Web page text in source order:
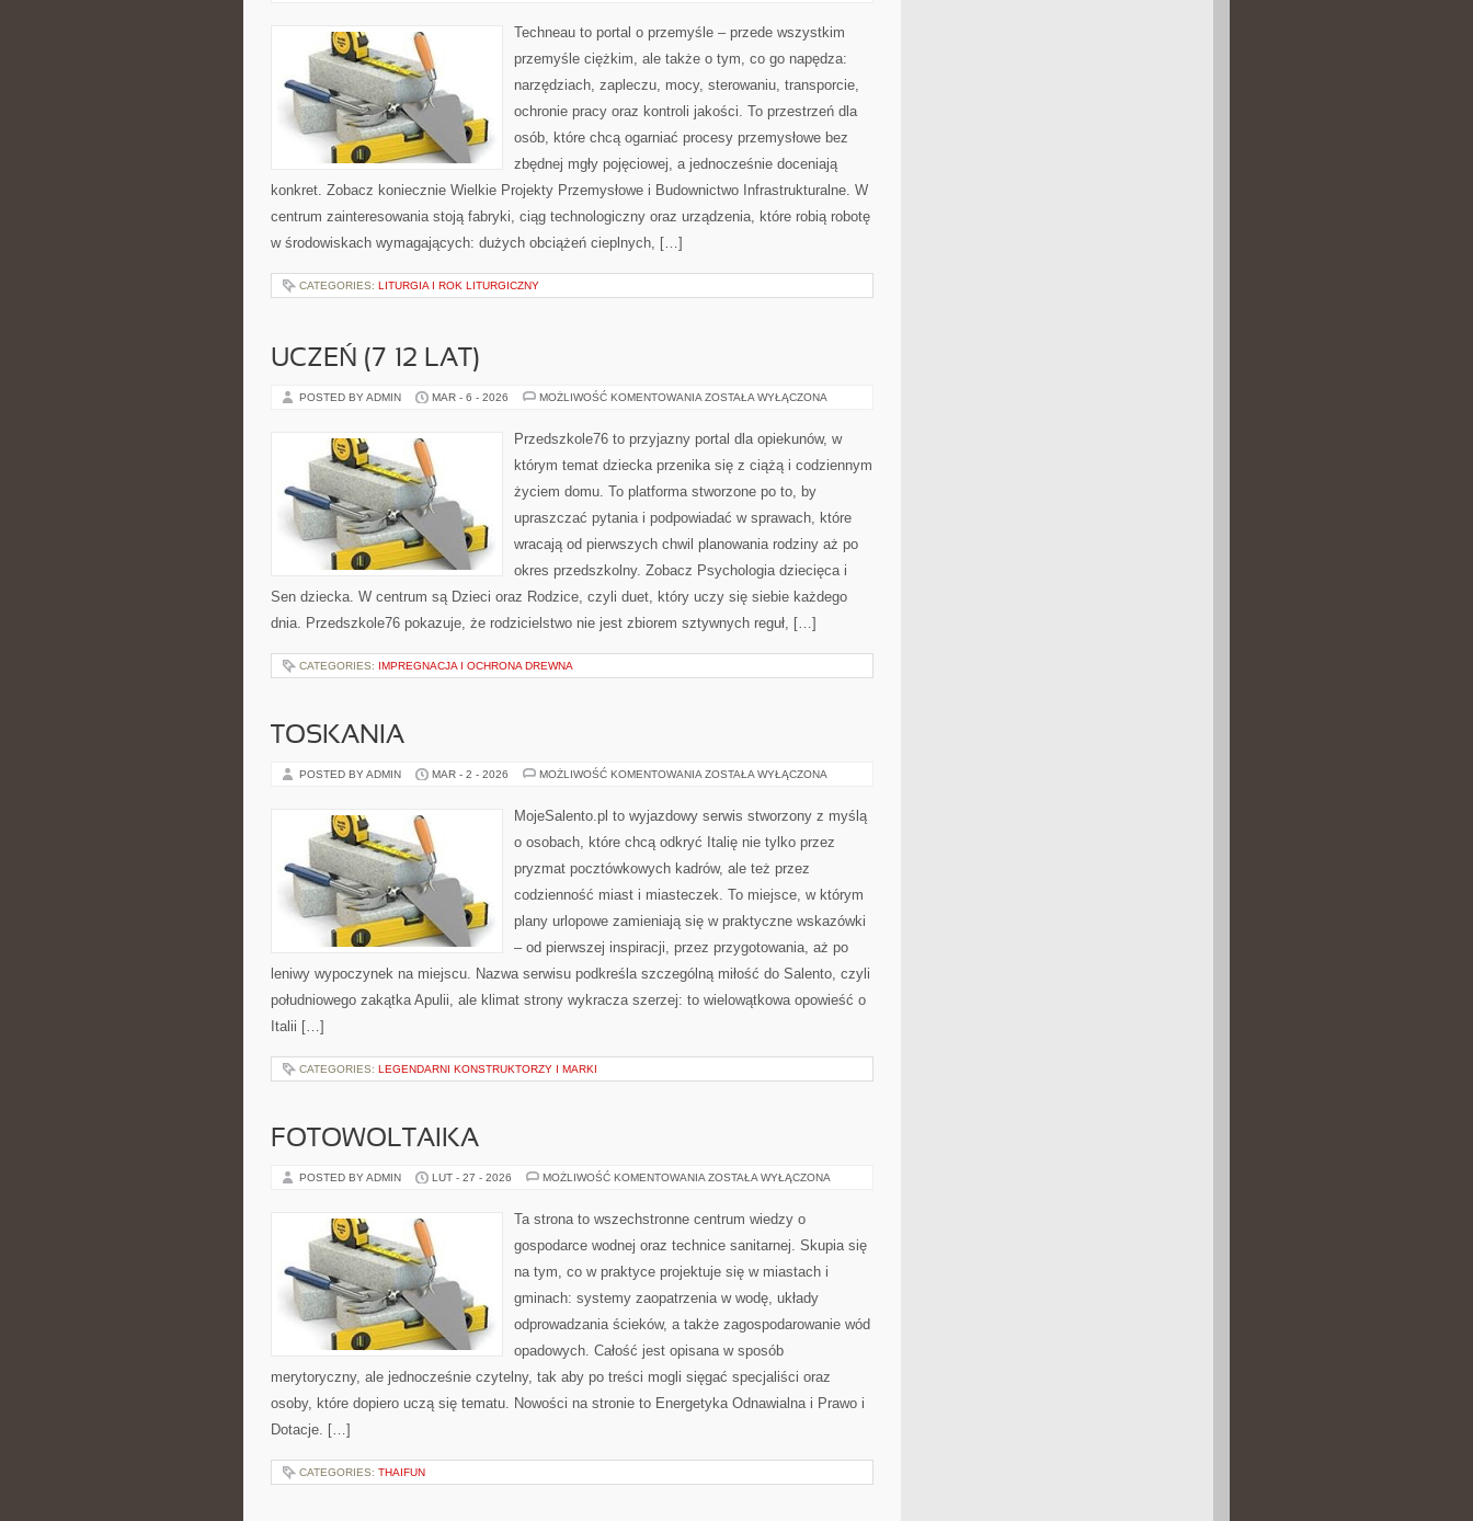
W
PRZEMYŚLE
Techneau to portal o przemyśle – przede wszystkim
przemyśle ciężkim, ale także o tym, co go napędza:
narzędziach, zapleczu, mocy, sterowaniu, transporcie,
ochronie pracy oraz kontroli jakości. To przestrzeń dla
osób, które chcą ogarniać procesy przemysłowe bez
zbędnej mgły pojęciowej, a jednocześnie doceniają
konkret. Zobacz koniecznie Wielkie Projekty Przemysłowe i Budownictwo Infrastrukturalne. W
centrum zainteresowania stoją fabryki, ciąg technologiczny oraz urządzenia, które robią robotę
w środowiskach wymagających: dużych obciążeń cieplnych, […]
CATEGORIES: LITURGIA I ROK LITURGICZNY
UCZEŃ (7–12 LAT)
POSTED BY ADMIN MAR - 6 - 2026 MOŻLIWOŚĆ KOMENTOWANIA UCZEŃ
LAT)
ZOSTAŁA WYŁĄCZONA
Przedszkole76 to przyjazny portal dla opiekunów, w
którym temat dziecka przenika się z ciążą i codziennym
życiem domu. To platforma stworzone po to, by
upraszczać pytania i podpowiadać w sprawach, które
wracają od pierwszych chwil planowania rodziny aż po
okres przedszkolny. Zobacz Psychologia dziecięca i
Sen dziecka. W centrum są Dzieci oraz Rodzice, czyli duet, który uczy się siebie każdego
dnia. Przedszkole76 pokazuje, że rodzicielstwo nie jest zbiorem sztywnych reguł, […]
CATEGORIES: IMPREGNACJA I OCHRONA DREWNA
TOSKANIA
POSTED BY ADMIN MAR - 2 - 2026 MOŻLIWOŚĆ KOMENTOWANIA TOSKANIA
ZOSTAŁA WYŁĄCZONA
MojeSalento.pl to wyjazdowy serwis stworzony z myślą
o osobach, które chcą odkryć Italię nie tylko przez
pryzmat pocztówkowych kadrów, ale też przez
codzienność miast i miasteczek. To miejsce, w którym
plany urlopowe zamieniają się w praktyczne wskazówki
– od pierwszej inspiracji, przez przygotowania, aż po
leniwy wypoczynek na miejscu. Nazwa serwisu podkreśla szczególną miłość do Salento, czyli
południowego zakątka Apulii, ale klimat strony wykracza szerzej: to wielowątkowa opowieść o
Italii […]
CATEGORIES: LEGENDARNI KONSTRUKTORZY I MARKI
FOTOWOLTAIKA
POSTED BY ADMIN LUT - 27 - 2026 MOŻLIWOŚĆ KOMENTOWANIA FOTOWOLTAIKA
ZOSTAŁA WYŁĄCZONA
Ta strona to wszechstronne centrum wiedzy o
gospodarce wodnej oraz technice sanitarnej. Skupia się
na tym, co w praktyce projektuje się w miastach i
gminach: systemy zaopatrzenia w wodę, układy
odprowadzania ścieków, a także zagospodarowanie wód
opadowych. Całość jest opisana w sposób
merytoryczny, ale jednocześnie czytelny, tak aby po treści mogli sięgać specjaliści oraz
osoby, które dopiero uczą się tematu. Nowości na stronie to Energetyka Odnawialna i Prawo i
Dotacje. […]
CATEGORIES: THAIFUN